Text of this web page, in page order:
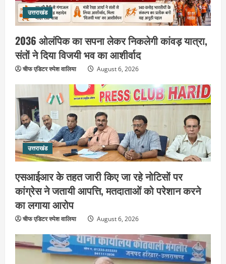
उत्तराखंड
2036 ओलंपिक का सपना लेकर निकलेगी कांवड़ यात्रा,
संतों ने दिया विजयी भव का आशीर्वाद
चीफ एडिटर रुपेश वालिया August 6, 2026
उत्तराखंड
एसआईआर के तहत जारी किए जा रहे नोटिसों पर
कांग्रेस ने जतायी आपत्ति, मतदाताओं को परेशान करने
का लगाया आरोप
चीफ एडिटर रुपेश वालिया August 6, 2026
2
उत्तराखंड
एसआईआर के तहत जारी किए जा रहे नोटिसों
परेशान करने का लगाया आरोप
August 6, 2026
उत्तराखंड
महंत यति रामस्वरूप आनंद गिरि को लेकर पूरे
दिन चला हाई वोल्टेज ड्रामा, चौकी से अपने
साथ ले गए यति नरसिंहानंद गिरी
4
उत्तराखंड
जिला जेल में गूंजा मां गंगा का महिमा गान,
संदेश
August 5, 2026
उत्तराखंड